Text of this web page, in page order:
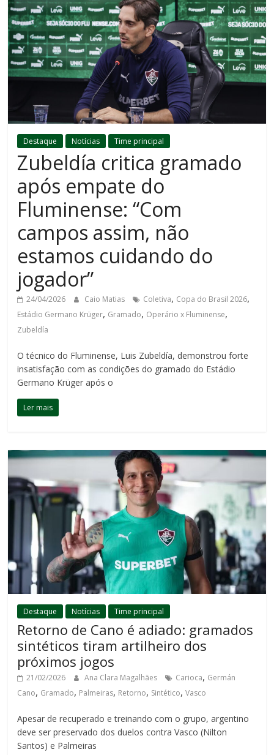
Destaque Notícias Time principal
Zubeldía critica gramado
após empate do
Fluminense: “Com
campos assim, não
estamos cuidando do
jogador”
24/04/2026 Caio Matias Coletiva, Copa do Brasil 2026,
Estádio Germano Krüger, Gramado, Operário x Fluminense,
Zubeldía
O técnico do Fluminense, Luis Zubeldía, demonstrou forte
insatisfação com as condições do gramado do Estádio
Germano Krüger após o
Ler mais
Destaque Notícias Time principal
Retorno de Cano é adiado: gramados
sintéticos tiram artilheiro dos
próximos jogos
21/02/2026 Ana Clara Magalhães Carioca, Germán
Cano, Gramado, Palmeiras, Retorno, Sintético,Vasco
Apesar de recuperado e treinando com o grupo, argentino
deve ser preservado dos duelos contra Vasco (Nilton
Santos) e Palmeiras